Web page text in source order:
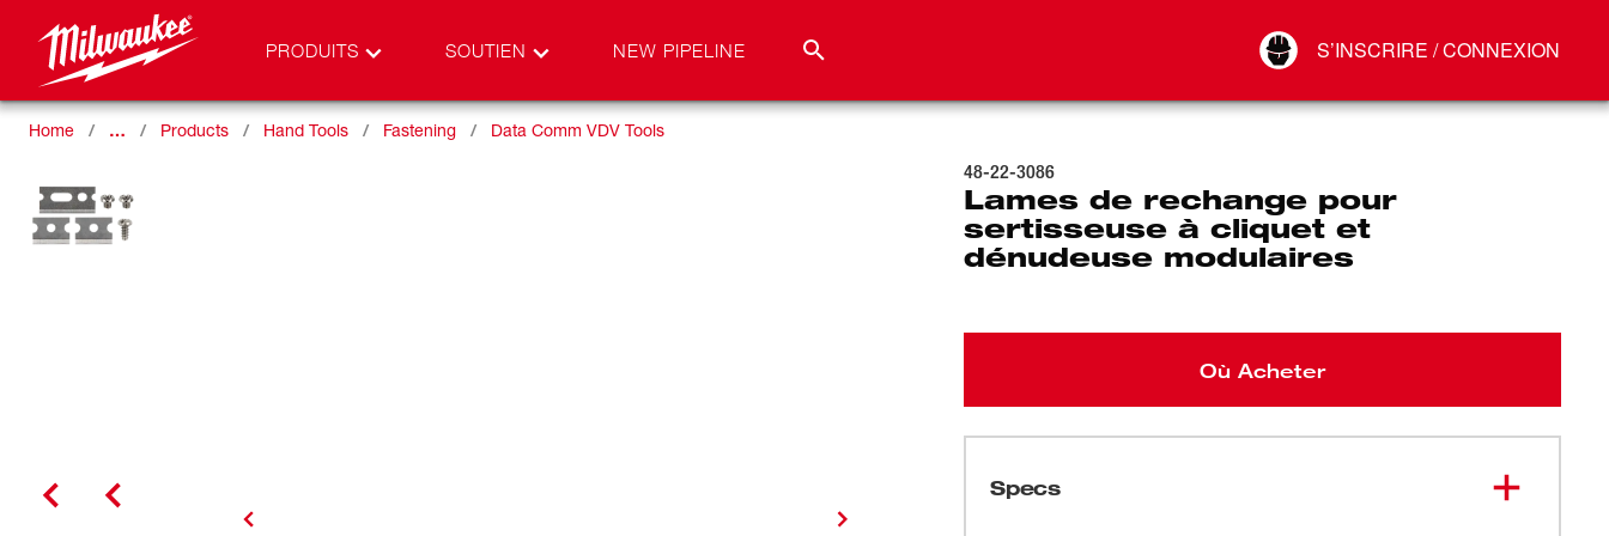
PRODUITS SOUTIEN NEW PIPELINE S’INSCRIRE / CONNEXION
Connect
Home … Products Hand Tools Fastening Data Comm VDV Tools
48-22-3086
Lames de rechange pour
sertisseuse à cliquet et
dénudeuse modulaires
Où Acheter
Specs